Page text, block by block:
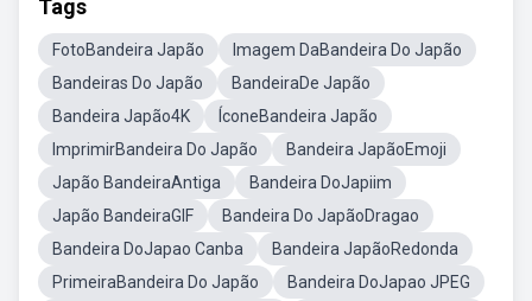
Tags
FotoBandeira Japão
Imagem DaBandeira Do Japão
Bandeiras Do Japão
BandeiraDe Japão
Bandeira Japão4K
ÍconeBandeira Japão
ImprimirBandeira Do Japão
Bandeira JapãoEmoji
Japão BandeiraAntiga
Bandeira DoJapiim
Japão BandeiraGIF
Bandeira Do JapãoDragao
Bandeira DoJapao Canba
Bandeira JapãoRedonda
PrimeiraBandeira Do Japão
Bandeira DoJapao JPEG